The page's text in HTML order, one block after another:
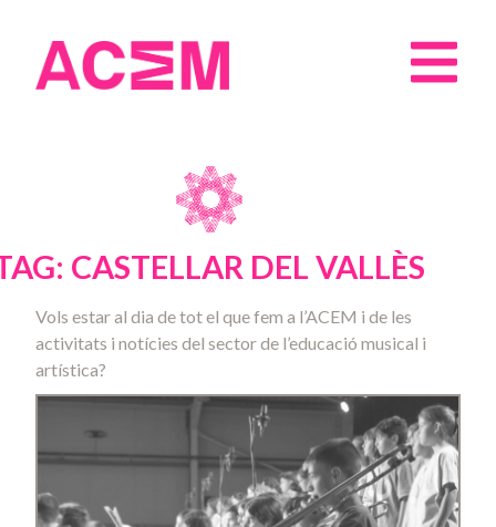
CASTELLAR DEL VALLÈS
Vols estar al dia de tot el que fem a l’ACEM i de les
activitats i notícies del sector de l’educació musical i
artística?